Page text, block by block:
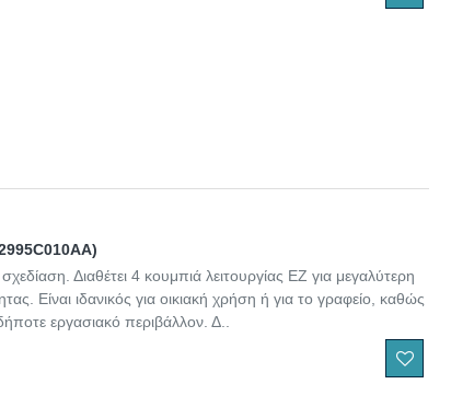
Διαθέτει 4 κουμπιά λειτουργίας EZ για μεγαλύτερη
Είναι ιδανικός για οικιακή χρήση ή για το γραφείο, καθώς
εργασιακό περιβάλλον. Δ..